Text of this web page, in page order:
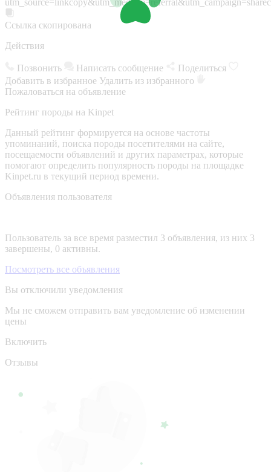
Ссылка скопирована
Действия
Позвонить Написать сообщение
Поделиться
Добавить в избранное Удалить из избранного
Пожаловаться на объявление
Рейтинг породы на Kinpet
Данный рейтинг формируется на основе частоты
упоминаний, поиска породы посетителями на сайте,
посещаемости объявлений и других параметрах, которые
помогают определить популярность породы на площадке
Kinpet.ru в текущий период времени.
Объявления пользователя
Пользователь за все время разместил 3 объявления, из них 3
завершены, 0 активны.
Посмотреть все объявления
Вы отключили уведомления
Мы не сможем отправить вам уведомление об изменении
цены
Включить
Отзывы